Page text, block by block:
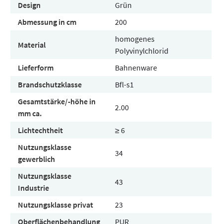
Design
Grün
Abmessung in cm
200
Material
homogenes
Polyvinylchlorid
Lieferform
Bahnenware
Brandschutzklasse
Bfl-s1
Gesamtstärke/-höhe in
mm ca.
2.00
Lichtechtheit
≥ 6
Nutzungsklasse
gewerblich
34
Nutzungsklasse
Industrie
43
Nutzungsklasse privat
23
Oberflächenbehandlung
PUR